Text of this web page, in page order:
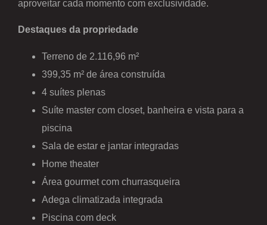
aproveitar cada momento com exclusividade.
Destaques da propriedade
Terreno de 2.116,96 m²
399,35 m² de área construída
4 suítes plenas
Suíte master com closet, banheira e vista para a
piscina
Sala de estar e jantar integradas
Home theater
Área gourmet com churrasqueira
Adega climatizada integrada
Piscina com deck